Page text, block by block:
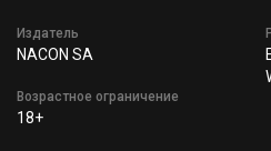
Издатель
NACON SA
Возрастное ограничение
18+